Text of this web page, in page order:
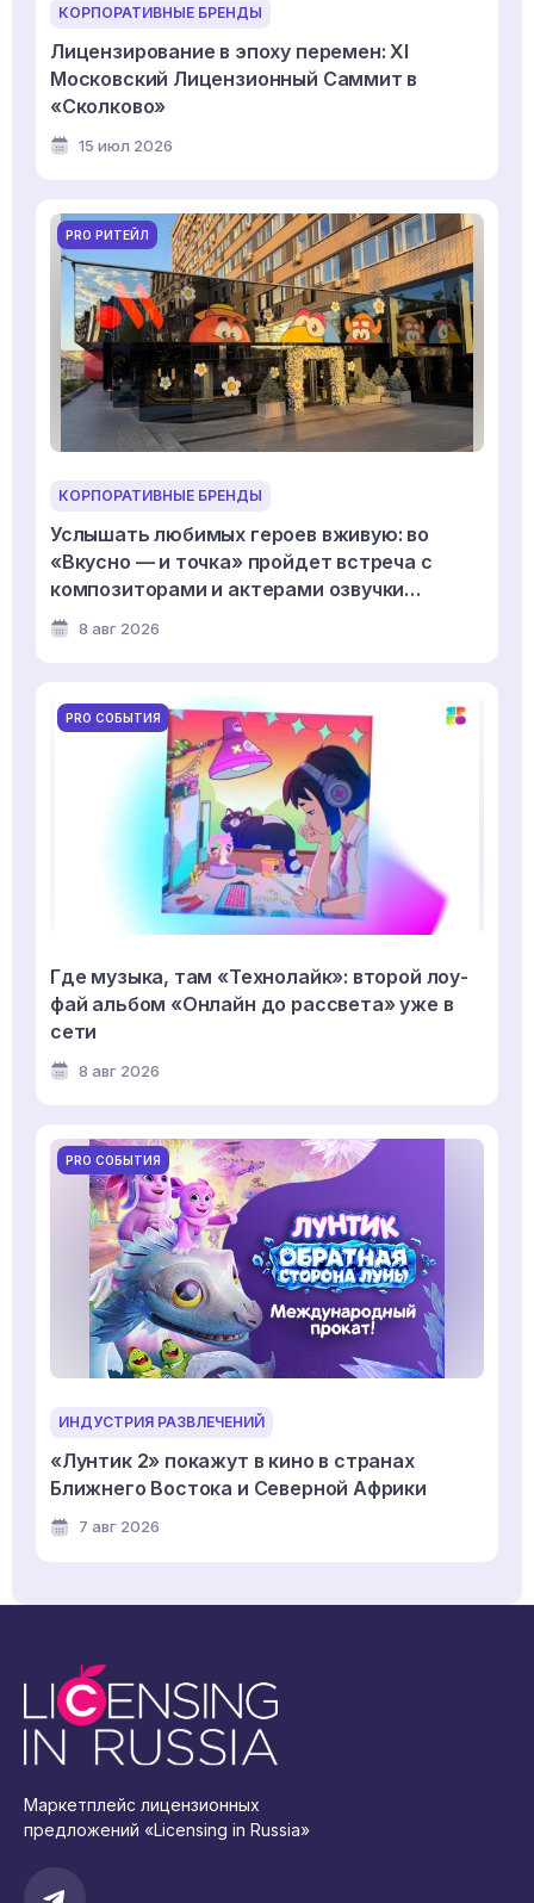
КОРПОРАТИВНЫЕ БРЕНДЫ
Лицензирование в эпоху перемен: XI
Московский Лицензионный Саммит в
«Сколково»
15 июл 2026
PRO РИТЕЙЛ
КОРПОРАТИВНЫЕ БРЕНДЫ
Услышать любимых героев вживую: во
«Вкусно — и точка» пройдет встреча с
композиторами и актерами озвучки
мультсериала «Смешарики»
8 авг 2026
PRO СОБЫТИЯ
Где музыка, там «Технолайк»: второй лоу-
фай альбом «Онлайн до рассвета» уже в
сети
8 авг 2026
PRO СОБЫТИЯ
ИНДУСТРИЯ РАЗВЛЕЧЕНИЙ
«Лунтик 2» покажут в кино в странах
Ближнего Востока и Северной Африки
7 авг 2026
Маркетплейс лицензионных
предложений «Licensing in Russia»